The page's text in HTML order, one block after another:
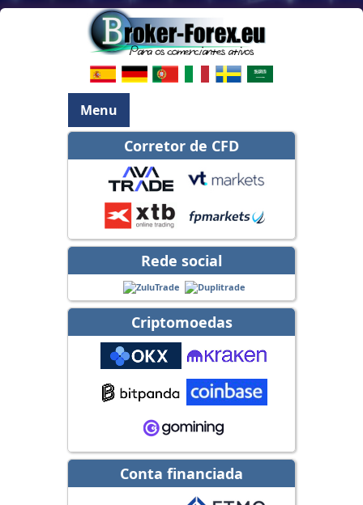
Menu
Corretor de CFD
Rede social
Criptomoedas
Conta financiada